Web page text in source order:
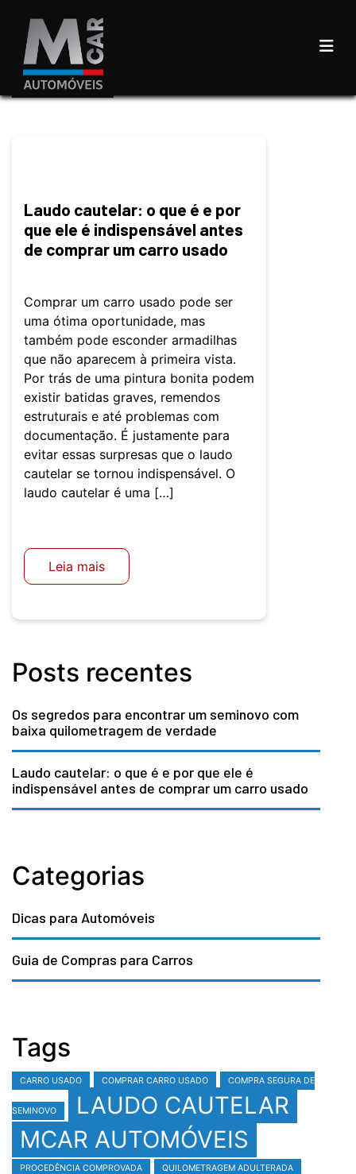
Laudo cautelar: o que é e por
que ele é indispensável antes
de comprar um carro usado
Comprar um carro usado pode ser
uma ótima oportunidade, mas
também pode esconder armadilhas
que não aparecem à primeira vista.
Por trás de uma pintura bonita podem
existir batidas graves, remendos
estruturais e até problemas com
documentação. É justamente para
evitar essas surpresas que o laudo
cautelar se tornou indispensável. O
laudo cautelar é uma […]
Leia mais
Posts recentes
Os segredos para encontrar um seminovo com
baixa quilometragem de verdade
Laudo cautelar: o que é e por que ele é
indispensável antes de comprar um carro usado
Categorias
Dicas para Automóveis
Guia de Compras para Carros
Tags
CARRO USADO COMPRAR CARRO USADO COMPRA SEGURA DE
SEMINOVO
LAUDO CAUTELAR
MCAR AUTOMÓVEIS
PROCEDÊNCIA COMPROVADA
QUILOMETRAGEM ADULTERADA